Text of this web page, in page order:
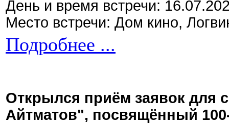
День и время встречи:
Место встречи: Дом кино,
Подробнее ...
Открылся приём заявок для
Айтматов", посвящённый